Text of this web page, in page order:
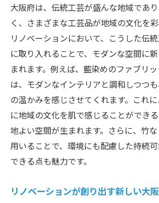
の未来
大阪のアートシーンをリード
ション
リノベーションが拓く大阪の
地
大阪府で進化を続けるリノベ
トプロジェクト
次世代の大阪を創るリノベー
の挑戦
大阪府は、伝統工芸が盛んな地域であ
く、さまざまな工芸品が地域の文化を彩
リノベーションにおいて、こうした伝
に取り入れることで、モダンな空間に
まれます。例えば、藍染めのファブリ
は、モダンなインテリアと調和しつつ
の温かみを感じさせてくれます。これ
に地域の文化を肌で感じることができ
地よい空間が生まれます。さらに、竹
用いることで、環境にも配慮した持続
できる点も魅力です。
リノベーションが創り出す新しい大